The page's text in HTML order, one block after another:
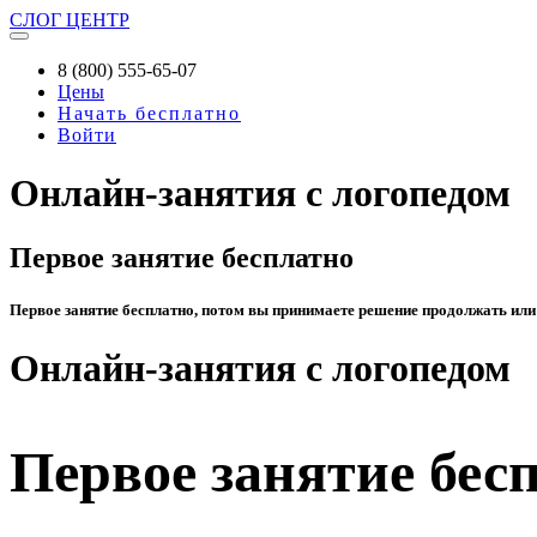
СЛОГ ЦЕНТР
8 (800) 555-65-07
Цены
Начать бесплатно
Войти
Онлайн-занятия с логопедом
Первое занятие бесплатно
Первое занятие бесплатно, потом вы принимаете решение продолжать или
Онлайн-занятия с логопедом
Первое занятие